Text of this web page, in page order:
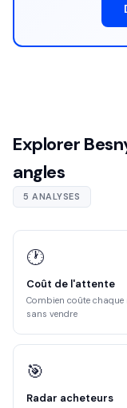
Explorer
angles
5 ANALYSES
🕐
Coût de l'attente
Combien coûte chaque
sans vendre
🎯
Radar acheteurs